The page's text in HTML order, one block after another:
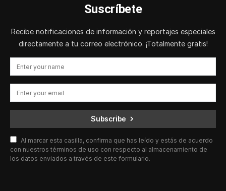
Suscríbete
Recibe notificaciones de información y reportajes especiales
directamente a tu correo electrónico. ¡Totalmente gratis!
Subscribe
Al marcar esta casilla, confirma que has leído y estás de acuerdo
con nuestros términos de uso con respecto al almacenamiento de
los datos enviados a través de este formulario.